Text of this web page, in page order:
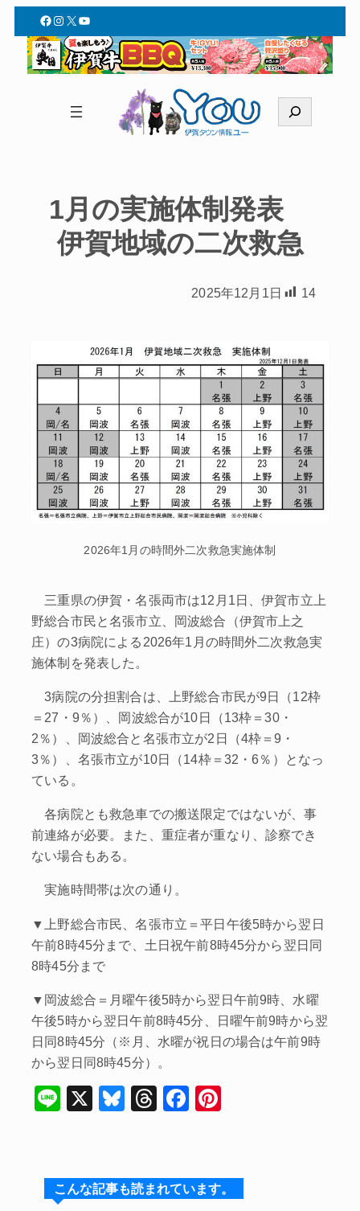
Facebook
Instagram
X YouTube
索
1月の実施体制発表
伊賀地域の二次救急
2025年12月1日 14
2026年1月の時間外二次救急実施体制
三重県の伊賀・名張両市は12月1日、伊賀市立上
野総合市民と名張市立、岡波総合（伊賀市上之
庄）の3病院による2026年1月の時間外二次救急実
施体制を発表した。
3病院の分担割合は、上野総合市民が9日（12枠
＝27・9％）、岡波総合が10日（13枠＝30・
2％）、岡波総合と名張市立が2日（4枠＝9・
3％）、名張市立が10日（14枠＝32・6％）となっ
ている。
各病院とも救急車での搬送限定ではないが、事
前連絡が必要。また、重症者が重なり、診察でき
ない場合もある。
実施時間帯は次の通り。
▼上野総合市民、名張市立＝平日午後5時から翌日
午前8時45分まで、土日祝午前8時45分から翌日同
8時45分まで
▼岡波総合＝月曜午後5時から翌日午前9時、水曜
午後5時から翌日午前8時45分、日曜午前9時から翌
日同8時45分（※月、水曜が祝日の場合は午前9時
から翌日同8時45分）。
Li
X
Bl
s
k
T
a
d
F
e
b
e
st
こんな記事も読まれています。